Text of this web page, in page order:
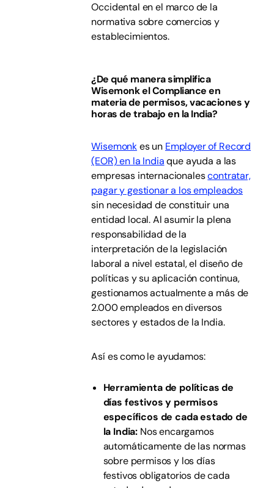
Occidental en el marco de la
normativa sobre comercios y
establecimientos.
¿De qué manera simplifica
Wisemonk el Compliance en
materia de permisos, vacaciones y
horas de trabajo en la India?
Wisemonkes un Employer of Record
(EOR) en la Indiaque ayuda a las
empresas internacionalescontratar,
pagar y gestionar a los empleados
sin necesidad de constituir una
entidad local. Al asumir la plena
responsabilidad de la
interpretación de la legislación
laboral a nivel estatal, el diseño de
políticas y su aplicación continua,
gestionamos actualmente a más de
2.000 empleados en diversos
sectores y estados de la India.
Así es como le ayudamos:
Herramienta de políticas de
días festivos y permisos
específicos de cada estado de
la India: Nos encargamos
automáticamente de las normas
sobre permisos y los días
festivos obligatorios de cada